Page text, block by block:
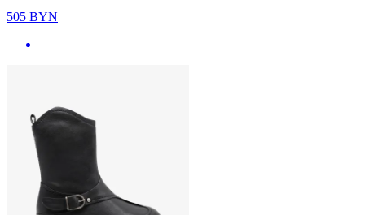
505 BYN